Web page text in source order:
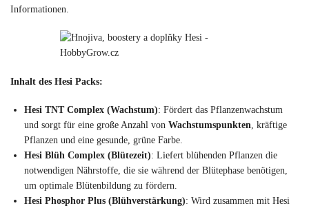
Informationen.
Inhalt des Hesi Packs:
Hesi TNT Complex (Wachstum): Fördert das Pflanzenwachstum
und sorgt für eine große Anzahl von Wachstumspunkten, kräftige
Pflanzen und eine gesunde, grüne Farbe.
Hesi Blüh Complex (Blütezeit): Liefert blühenden Pflanzen die
notwendigen Nährstoffe, die sie während der Blütephase benötigen,
um optimale Blütenbildung zu fördern.
Hesi Phosphor Plus (Blühverstärkung): Wird zusammen mit Hesi